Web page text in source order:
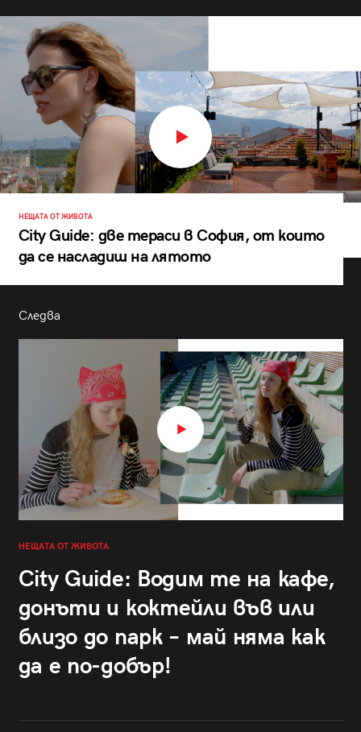
НЕЩАТА ОТ ЖИВОТА
City Guide: две тераси в София, от които
да се насладиш на лятото
Следва
НЕЩАТА ОТ ЖИВОТА
City Guide: Водим те на кафе,
донъти и коктейли във или
близо до парк – май няма как
да е по-добър!